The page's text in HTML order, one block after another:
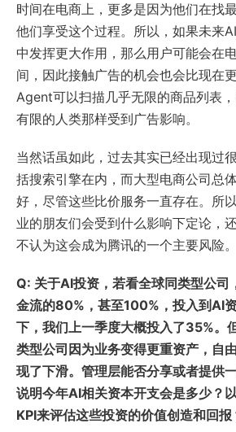
时间在电商上，更多是因为他们在找
他们享受这个过程。所以，如果未来
中发挥更大作用，那么用户可能会在
间，因此接触广告的机会也会比现在
Agent可以扫描几乎无限的商品列表
有限的人类那样受到广告影响。
当然话虽如此，过去其实已经出现过
括搜索引擎在内，而大型电商公司总
好，尽管这些比价服务一直存在。所
业的朋友们会受到什么影响下定论，
不认为这会成为腾讯的一个主要风险。
Q: 关于AI投资，若看全球同类型公司
金流的80%，甚至100%，投入到AI
下，我们上一季度大概投入了35%。
类型公司因为业务变得更重资产，自
现了下滑。管理层能否分享或者提供
说明今年AI相关资本开支会是多少？
KPI来评估这些投资的价值创造和回报